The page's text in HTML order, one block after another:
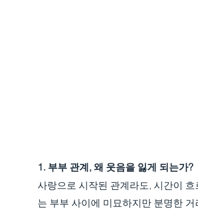
1. 부부 관계, 왜 웃음을 잃게 되는가?
사랑으로 시작된 관계라도, 시간이
는 부부 사이에 미묘하지만 분명한